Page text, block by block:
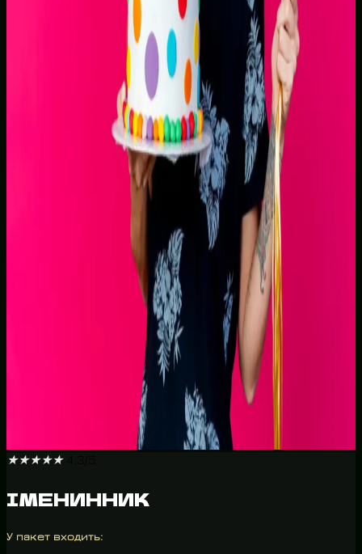
★★★★★
ІМЕНИННИК
У пакет входить: